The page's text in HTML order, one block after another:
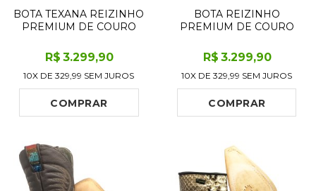
BOTA TEXANA REIZINHO
PREMIUM DE COURO
PYTHON CASSIS LIMITED
EDITION - CANO CURTO,
BICO FINO - SOLADO DE
COURO ARTESANAL
R$ 3.299,90
10X DE329,99 SEM JUROS
COMPRAR
BOTA REIZINHO
PREMIUM DE COURO
PYTHON NATURAL COM
CABEÇA DE NAJA
LIMITED EDITION - CANO
CURTO, BICO FINO -
SOLADO DE COURO
ARTESANAL
R$ 3.299,90
10X DE329,99 SEM JUROS
COMPRAR